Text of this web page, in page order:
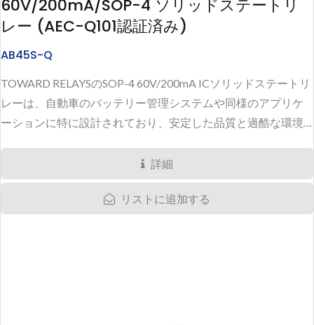
60V/200mA/SOP-4 ソリッドステートリ
レー (AEC-Q101認証済み)
AB45S-Q
TOWARD RELAYSのSOP-4 60V/200mA ICソリッドステートリ
レーは、自動車のバッテリー管理システムや同様のアプリケ
ーションに特に設計されており、安定した品質と過酷な環境
詳細
リストに追加する